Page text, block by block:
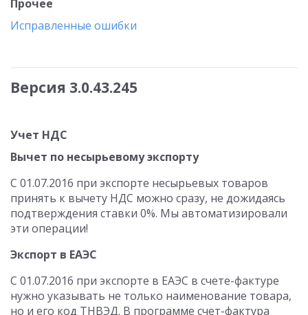
Прочее
Исправленные ошибки
Версия 3.0.43.245
Учет НДС
Вычет по несырьевому экспорту
С 01.07.2016 при экспорте несырьевых товаров
принять к вычету НДС можно сразу, не дожидаясь
подтверждения ставки 0%. Мы автоматизировали
эти операции!
Экспорт в ЕАЭС
С 01.07.2016 при экспорте в ЕАЭС в счете-фактуре
нужно указывать не только наименование товара,
но и его код ТНВЭД. В программе счет-фактура